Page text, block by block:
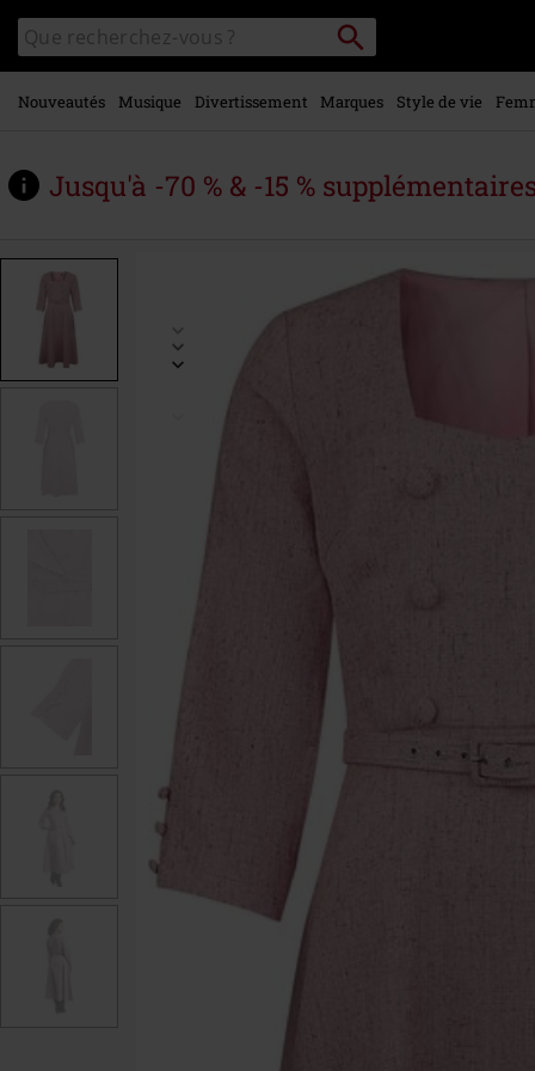
contenu
principal
Rechercher
sur
le
catalogue
Rechercher
Nouveautés Musique Divertissement Marques Style de vie
Jusqu'à -70 % & -15 %
www.large.be/fr/p/isobel-